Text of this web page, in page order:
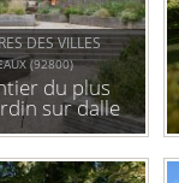
DES VILLES
(92800)
du plus
sur dalle
france